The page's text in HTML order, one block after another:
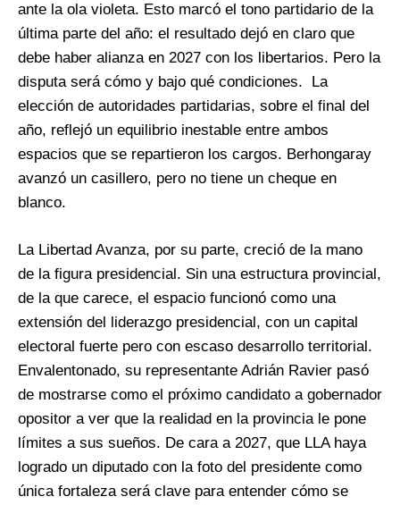
ante la ola violeta. Esto marcó el tono partidario de la
última parte del año: el resultado dejó en claro que
debe haber alianza en 2027 con los libertarios. Pero la
disputa será cómo y bajo qué condiciones. La
elección de autoridades partidarias, sobre el final del
año, reflejó un equilibrio inestable entre ambos
espacios que se repartieron los cargos. Berhongaray
avanzó un casillero, pero no tiene un cheque en
blanco.
La Libertad Avanza, por su parte, creció de la mano
de la figura presidencial. Sin una estructura provincial,
de la que carece, el espacio funcionó como una
extensión del liderazgo presidencial, con un capital
electoral fuerte pero con escaso desarrollo territorial.
Envalentonado, su representante Adrián Ravier pasó
de mostrarse como el próximo candidato a gobernador
opositor a ver que la realidad en la provincia le pone
límites a sus sueños. De cara a 2027, que LLA haya
logrado un diputado con la foto del presidente como
única fortaleza será clave para entender cómo se